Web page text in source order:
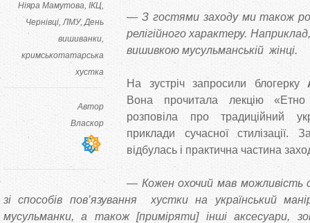
Ніяра Мамутова ІКЦ
Чернівці ЛМУ День
вишиванки
кримськотатарська
хустка
Автор
Власкор
— З гостями заходу ми також
релігійного характеру.
вишивкою мусульманській жінці.
На зустріч запросили блогерку
Вона прочитала лекцію
розповіла про традиційний
приклади сучасної стилізації.
відбулась і практична частина
— Кожен охочий мав можливість
зі способів пов’язування хустки на український
мусульманки, а також [приміряти] інші аксесуари,